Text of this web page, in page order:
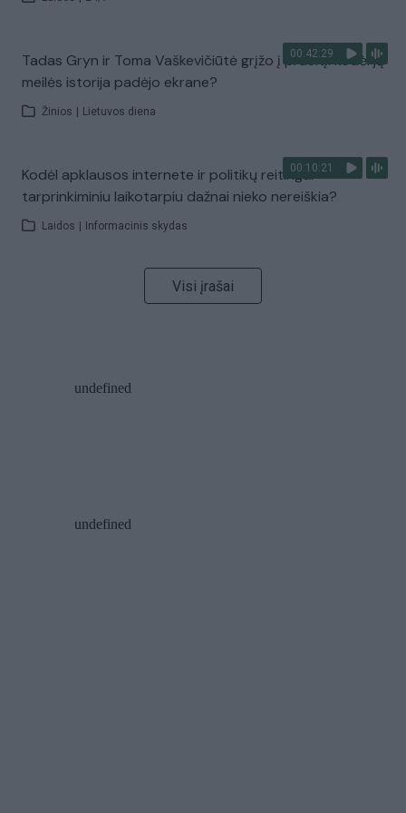
00:42:29
Tadas Gryn ir Toma Vaškevičiūtė grįžo į praeitį: kodėl jų
meilės istorija padėjo ekrane?
Žinios Lietuvos diena
00:10:21
Kodėl apklausos internete ir politikų reitingai
tarprinkiminiu laikotarpiu dažnai nieko nereiškia?
Laidos Informacinis skydas
Visi įrašai